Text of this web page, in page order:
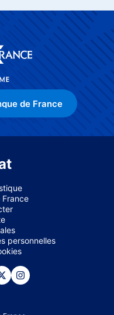
de France
personnelles